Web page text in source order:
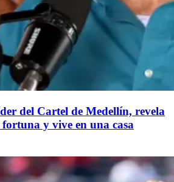
del Cartel de Medellín, revela
y vive en una casa